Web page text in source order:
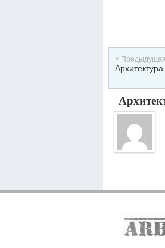
< Предыдущая